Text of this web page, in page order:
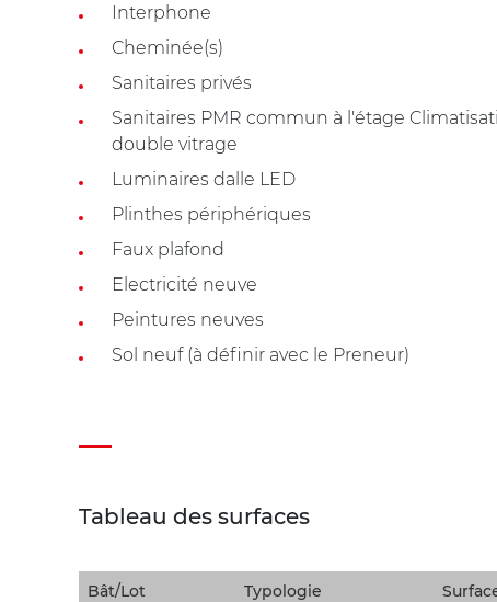
Interphone
Cheminée(s)
Sanitaires privés
Sanitaires PMR commun à l'étage
double vitrage
Luminaires dalle LED
Plinthes périphériques
Faux plafond
Electricité neuve
Peintures neuves
Sol neuf (à définir avec le Preneur)
Tableau des surfaces
Bât/Lot Typologie